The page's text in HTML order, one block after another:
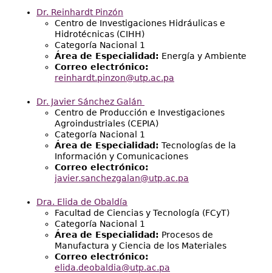
Dr. Reinhardt Pinzón
Centro de Investigaciones Hidráulicas e
Hidrotécnicas (CIHH)
Categoría Nacional 1
Área de Especialidad: Energía y Ambiente
Correo electrónico:
reinhardt.pinzon@utp.ac.pa
Dr. Javier Sánchez Galán
Centro de Producción e Investigaciones
Agroindustriales (CEPIA)
Categoría Nacional 1
Área de Especialidad: Tecnologías de la
Información y Comunicaciones
Correo electrónico:
javier.sanchezgalan@utp.ac.pa
Dra. Elida de Obaldía
Facultad de Ciencias y Tecnología (FCyT)
Categoría Nacional 1
Área de Especialidad: Procesos de
Manufactura y Ciencia de los Materiales
Correo electrónico:
elida.deobaldia@utp.ac.pa